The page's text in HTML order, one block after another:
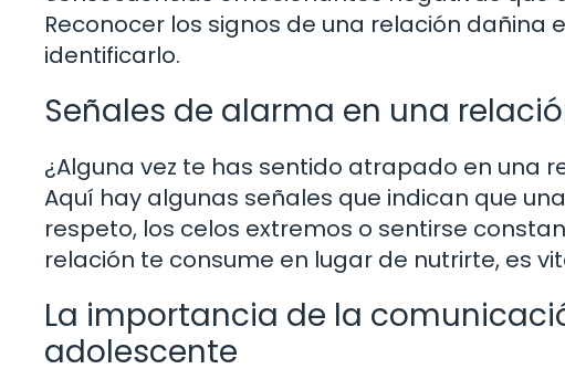
Reconocer los signos de una relación dañina
identificarlo.
Señales de alarma en una
¿Alguna vez te has sentido atrapado en una
Aquí hay algunas señales que indican que
respeto, los celos extremos o sentirse
relación te consume en lugar de nutrirte, es
La importancia de la
adolescente